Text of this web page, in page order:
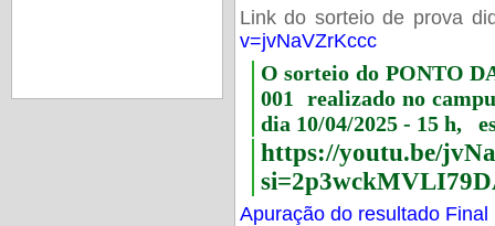
Link do sorteio de prova
v=jvNaVZrKccc
O sorteio do PONTO
001 realizado no
dia 10/04/2025 - 15 h,
https://youtu.be/
Apuração do resultado Final